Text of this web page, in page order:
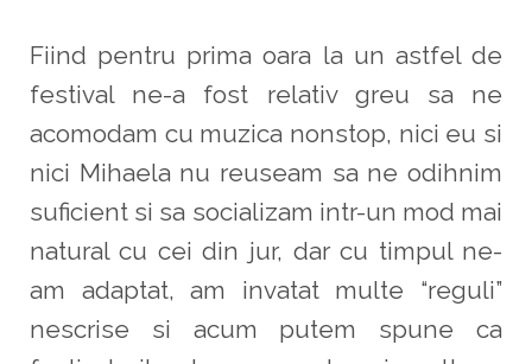
Fiind pentru prima oara la un astfel de
festival ne-a fost relativ greu sa ne
acomodam cu muzica nonstop, nici eu si
nici Mihaela nu reuseam sa ne odihnim
suficient si sa socializam intr-un mod mai
natural cu cei din jur, dar cu timpul ne-
am adaptat, am invatat multe “reguli”
nescrise si acum putem spune ca